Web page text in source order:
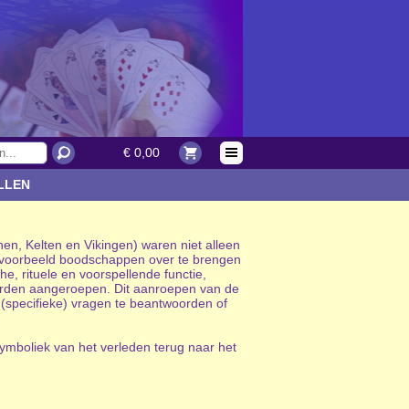
€ 0,00
Kelten en Vikingen) waren niet alleen
boodschappen over te brengen
rituele en voorspellende functie,
aangeroepen. Dit aanroepen van de
vragen te beantwoorden of
van het verleden terug naar het